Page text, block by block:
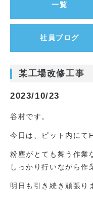
一覧
社員ブログ
某工場改修工事
2023/10/23
谷村です。
今日は、ピット内にて
粉塵がとても舞う作業
しっかり行いながら作
明日も引き続き頑張り